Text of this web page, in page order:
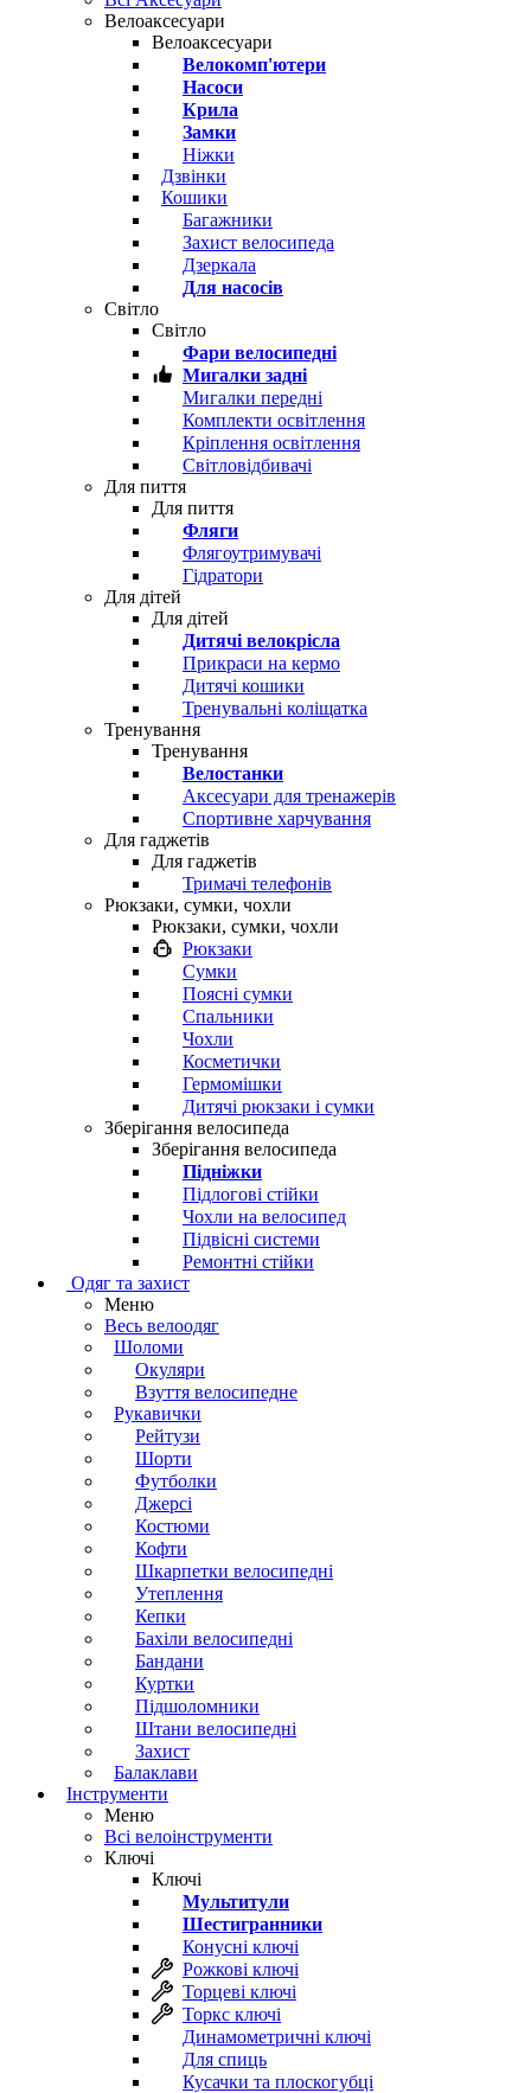
Велоаксесуари
Велоаксесуари
Велокомп'ютери
Насоси
Крила
Замки
Ніжки
Дзвінки
Кошики
Багажники
Захист велосипеда
Дзеркала
Для насосів
Світло
Світло
Фари велосипедні
Мигалки задні
Мигалки передні
Комплекти освітлення
Кріплення освітлення
Світловідбивачі
Для пиття
Для пиття
Фляги
Флягоутримувачі
Гідратори
Для дітей
Для дітей
Дитячі велокрісла
Прикраси на кермо
Дитячі кошики
Тренувальні коліщатка
Тренування
Тренування
Велостанки
Аксесуари для тренажерів
Спортивне харчування
Для гаджетів
Для гаджетів
Тримачі телефонів
Рюкзаки, сумки, чохли
Рюкзаки, сумки, чохли
Рюкзаки
Сумки
Поясні сумки
Спальники
Чохли
Косметички
Гермомішки
Дитячі рюкзаки і сумки
Зберігання велосипеда
Зберігання велосипеда
Підніжки
Підлогові стійки
Чохли на велосипед
Підвісні системи
Ремонтні стійки
Одяг та захист
Меню
Весь велоодяг
Шоломи
Окуляри
Взуття велосипедне
Рукавички
Рейтузи
Шорти
Футболки
Джерсі
Костюми
Кофти
Шкарпетки велосипедні
Утеплення
Кепки
Бахіли велосипедні
Бандани
Куртки
Підшоломники
Штани велосипедні
Захист
Балаклави
Інструменти
Меню
Всі велоінструменти
Ключі
Ключі
Мультитули
Шестигранники
Конусні ключі
Рожкові ключі
Торцеві ключі
Торкс ключі
Динамометричні ключі
Для спиць
Кусачки та плоскогубці